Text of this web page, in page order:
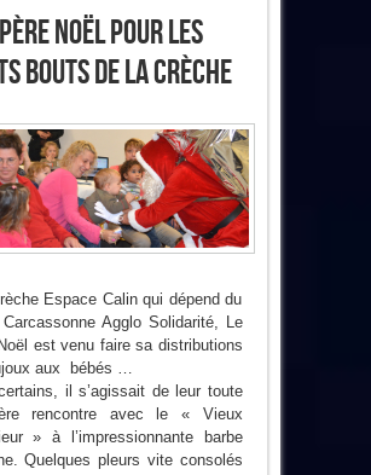
Noël Pour Les
Bouts De La Crèche
Espace Calin qui dépend du
Agglo Solidarité, Le
est venu faire sa distributions
aux bébés …
il s’agissait de leur toute
rencontre avec le « Vieux
» à l’impressionnante barbe
Quelques pleurs vite consolés